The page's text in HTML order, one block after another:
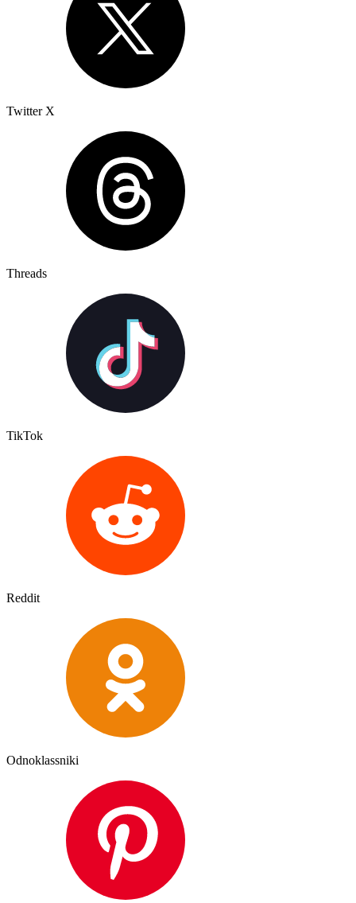
Twitter X
Threads
TikTok
Reddit
Odnoklassniki